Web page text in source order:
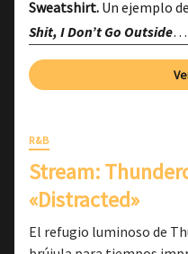
Sweatshirt. Un ejemplo
Shit, I Don’t Go Outside…
R&B
Stream:
«Distracted»
El refugio luminoso de